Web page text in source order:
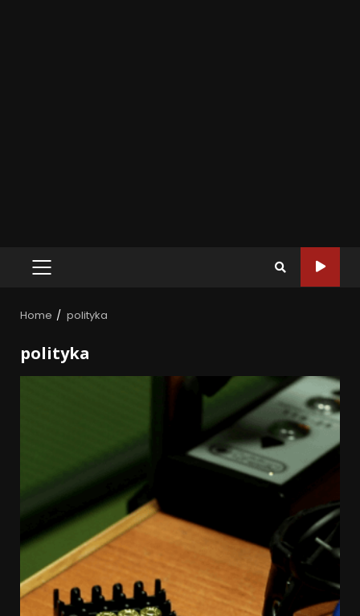
Home polityka
polityka